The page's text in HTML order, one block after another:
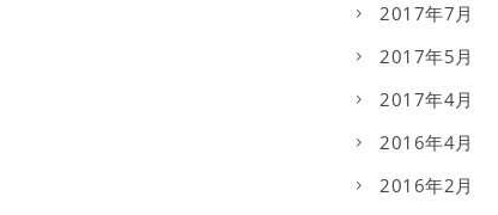
2017年7月
2017年5月
2017年4月
2016年4月
2016年2月